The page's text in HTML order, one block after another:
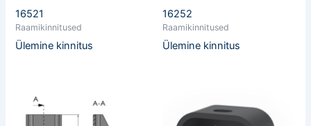
16521
Raamikinnitused
Ülemine kinnitus
16252
Raamikinnitused
Ülemine kinnitus